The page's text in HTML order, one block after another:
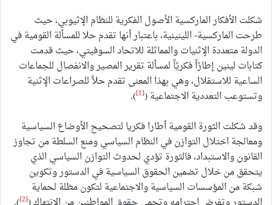
شكلت الأفكار الماركسية الأصول الفكرية للنظام الإثيوبي، حيث
طرحت الماركسية- اللينينية، باعتبار أنها تقدم حلا للمسألة القومية في
الدولة متعددة الإثنيات والمماثلة للاتحاد السوفيتي، حيث قدمت
كتابات لينين إطارًاً فكريًاً لمسألة تقرير المصير والانفصال للجماعات
الساعية للاستقلال، وهي بهذا المعنى تقدم حلاً للصراعات الإثنية
وتستوعب التعددية الاجتماعية ([1]
).
وقد شكلت الثورة القومية أطارا فكريا لتصحيح الأوضاع السياسية
ومعالجة اختلال التوازن في النظام السياسي ومنع السلطة من تجاوز
القانون والاستبداد، فالثورة تؤدي لحدوث التوازن السياسي الذي
يتحقق من خلال تضمين الحقوق السياسية في الدستور وتكوين
شبكة من المؤسسات السياسية والاجتماعية لتكون مظلة لحماية
[2]